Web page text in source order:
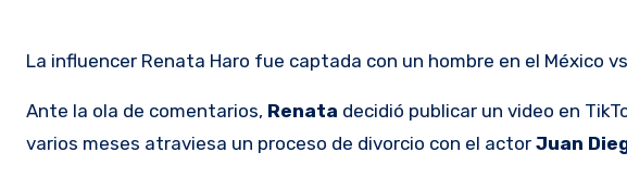
La influencer Renata Haro fue captada con un hombre en el México
Ante la ola de comentarios, Renata decidió publicar un video en
varios meses atraviesa un proceso de divorcio con el actor Juan